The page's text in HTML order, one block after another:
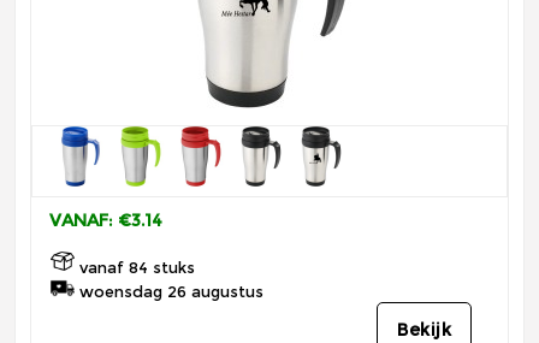
VANAF: €3.14
vanaf 84 stuks
woensdag 26 augustus
Bekijk